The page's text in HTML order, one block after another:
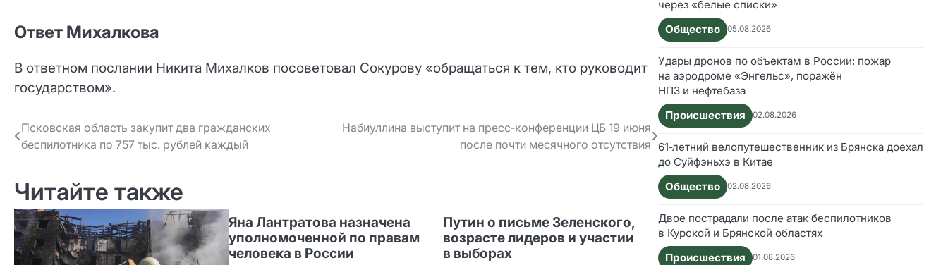
Ответ Михалкова
В ответном послании Никита Михалков посоветовал Сокурову «обращаться к тем, кто руководит
государством».
Навигация
Псковская область закупит два гражданских
беспилотника по 757 тыс. рублей каждый
Набиуллина выступит на пресс‑конференции ЦБ 19 июня
после почти месячного отсутствия
Читайте также
Яна Лантратова назначена
уполномоченной по правам
человека в России
Путин о письме Зеленского,
возрасте лидеров и участии
в выборах
через «белые списки»
Общество
05.08.2026
Удары дронов по объектам в России: пожар
на аэродроме «Энгельс», поражён
НПЗ и нефтебаза
Происшествия
02.08.2026
61‑летний велопутешественник из Брянска доехал
до Суйфэньхэ в Китае
Общество
02.08.2026
Двое пострадали после атак беспилотников
в Курской и Брянской областях
Происшествия
01.08.2026